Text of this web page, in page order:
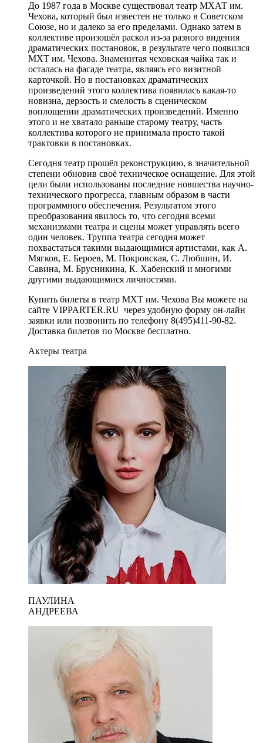
До 1987 года в Москве существовал театр МХАТ им.
Чехова, который был известен не только в Советском
Союзе, но и далеко за его пределами. Однако затем в
коллективе произошёл раскол из-за разного видения
драматических постановок, в результате чего появился
МХТ им. Чехова. Знаменитая чеховская чайка так и
осталась на фасаде театра, являясь его визитной
карточкой. Но в постановках драматических
произведений этого коллектива появилась какая-то
новизна, дерзость и смелость в сценическом
воплощении драматических произведений. Именно
этого и не хватало раньше старому театру, часть
коллектива которого не принимала просто такой
трактовки в постановках.
Сегодня театр прошёл реконструкцию, в значительной
степени обновив своё техническое оснащение. Для этой
цели были использованы последние новшества научно-
технического прогресса, главным образом в части
программного обеспечения. Результатом этого
преобразования явилось то, что сегодня всеми
механизмами театра и сцены может управлять всего
один человек. Труппа театра сегодня может
похвастаться такими выдающимися артистами, как А.
Мягков, Е. Бероев, М. Покровская, С. Любшин, И.
Савина, М. Брусникина, К. Хабенский и многими
другими выдающимися личностями.
Купить билеты в театр МХТ им. Чехова Вы можете на
сайте VIPPARTER.RU через удобную форму он-лайн
заявки или позвонить по телефону 8(495)411-90-82.
Доставка билетов по Москве бесплатно.
Актеры театра
ПАУЛИНА
АНДРЕЕВА